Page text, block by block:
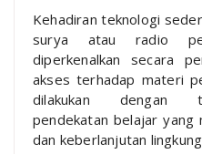
Kehadiran teknologi
surya atau radio
diperkenalkan secara
akses terhadap materi
dilakukan dengan
pendekatan belajar yang
dan keberlanjutan